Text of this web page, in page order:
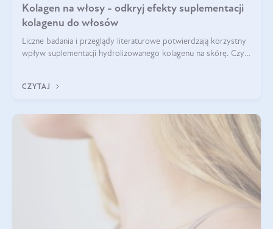
Kolagen na włosy - odkryj efekty suplementacji
kolagenu do włosów
Liczne badania i przeglądy literaturowe potwierdzają korzystny
wpływ suplementacji hydrolizowanego kolagenu na skórę. Czy
CZYTAJ